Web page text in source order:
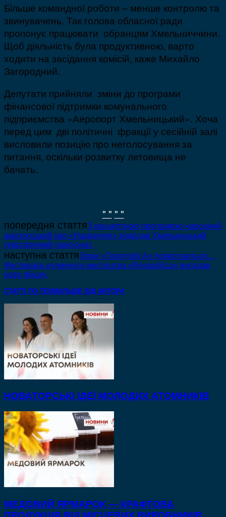
Більше командної роботи – менше контролю та
звинувачень. Так голова обласної ради
пропонує працювати обранцям Хмельниччини.
Щоб діяльність була продуктивною, варто
ходити на засідання комісій, каже Михайло
Загородний.
Депутати прийняли зміни до програми
фінансової підтримки комунального
підприємства «Аеропорт Хмельницький». Хоча
перед цим дві політичні фракції у сесійній залі
висловили позицію про неголосування за
питання, оскільки розвитку летовища не
бачать.
" " " "
попередня статтяЗ концертною програмою народний
аматорський хор «Надвечіря» відвідав Хмельницький
геріатричний пансіонат.
наступна статтяЗірки «Території А» повертаються…
Фестиваль вуличного мистецтва «Respublica» вигадав
нову фішку.
СТАТТІ ПО ТЕМІ БІЛЬШЕ ВІД АВТОРА
НОВАТОРСЬКІ ІДЕЇ МОЛОДИХ АТОМНИКІВ
МЕДОВИЙ ЯРМАРОК — КРАФТОВА